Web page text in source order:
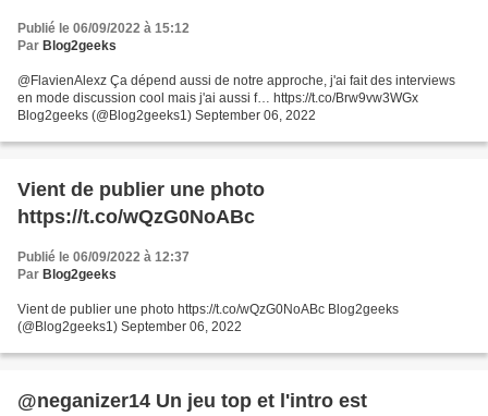
Publié le 06/09/2022 à 15:12
Par Blog2geeks
@FlavienAlexz Ça dépend aussi de notre approche, j'ai fait des interviews
en mode discussion cool mais j'ai aussi f… https://t.co/Brw9vw3WGx
Blog2geeks (@Blog2geeks1) September 06, 2022
Vient de publier une photo
https://t.co/wQzG0NoABc
Publié le 06/09/2022 à 12:37
Par Blog2geeks
Vient de publier une photo https://t.co/wQzG0NoABc Blog2geeks
(@Blog2geeks1) September 06, 2022
@neganizer14 Un jeu top et l'intro est